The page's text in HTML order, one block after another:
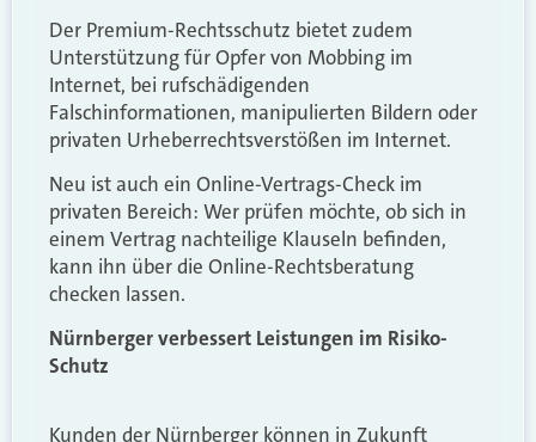
Der Premium-Rechtsschutz bietet zudem
Unterstützung für Opfer von Mobbing im
Internet, bei rufschädigenden
Falschinformationen, manipulierten Bildern oder
privaten Urheberrechtsverstößen im Internet.
Neu ist auch ein Online-Vertrags-Check im
privaten Bereich: Wer prüfen möchte, ob sich in
einem Vertrag nachteilige Klauseln befinden,
kann ihn über die Online-Rechtsberatung
checken lassen.
Nürnberger verbessert Leistungen im Risiko-
Schutz
Kunden der Nürnberger können in Zukunft